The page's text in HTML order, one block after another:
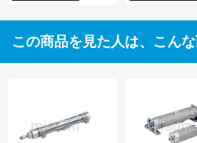
この商品を見た人は、こん